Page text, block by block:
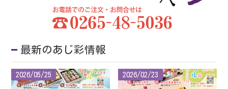
最新のあじ彩情報
2026/05/25 2026/02/23